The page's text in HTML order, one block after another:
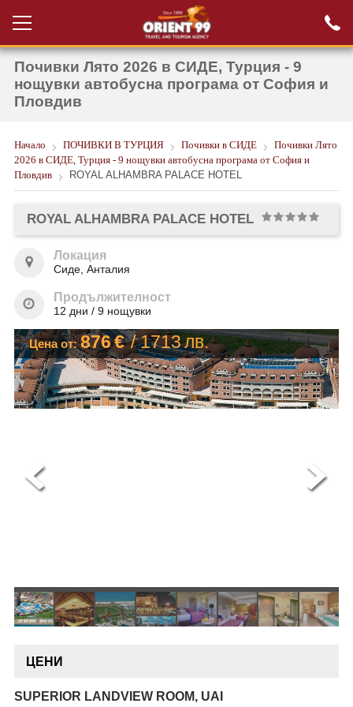
Вход за агенти
Проверка на
резервация
НОВА ГОДИНА ТУРЦИЯ
НОВА ГОДИНА
ПОЧИВКИ
ЕКЗОТИКА
ЕКСКУРЗИИ
ОЩЕ
ЗА НАС
КОНТАКТИ
ФИРМЕНИ ДОКУМЕНТИ
Почивки Лято 2026 в СИДЕ, Турция - 9
нощувки автобусна програма от София и
Пловдив
Начало ПОЧИВКИ В ТУРЦИЯ Почивки в СИДЕ
Почивки Лято
2026 в СИДЕ, Турция - 9 нощувки автобусна програма от София и
Пловдив
ROYAL ALHAMBRA PALACE HOTEL
ROYAL ALHAMBRA PALACE HOTEL
Локация
Сиде, Анталия
Продължителност
12 дни / 9 нощувки
Цена от:876€ / 1713лв.
ЦЕНИ
SUPERIOR LANDVIEW ROOM, UAI